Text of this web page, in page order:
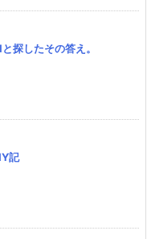
探したその答え。
記